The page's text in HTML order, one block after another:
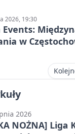
2026, 19:30
Events:
w
2026
NOŻNA] Liga